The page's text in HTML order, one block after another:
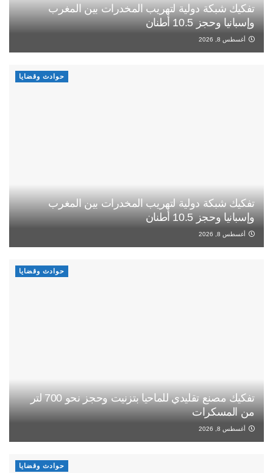
تفكيك شبكة دولية لتهريب المخدرات بين المغرب
وإسبانيا وحجز 10.5 أطنان
أغسطس 8, 2026
حوادث وقضايا
تفكيك شبكة دولية لتهريب المخدرات بين المغرب
وإسبانيا وحجز 10.5 أطنان
أغسطس 8, 2026
حوادث وقضايا
تفكيك مصنع تقليدي للماحيا بتزنيت وحجز نحو 700 لتر
من المسكرات
أغسطس 8, 2026
حوادث وقضايا